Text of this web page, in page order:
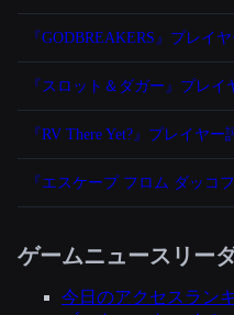
『GODBREAKERS』プレイ
『スロット＆ダガー』プレイ
『RV There Yet?』プレイヤー
『エスケープ フロム ダッコ
ゲームニュースリー
今日のアクセスラン